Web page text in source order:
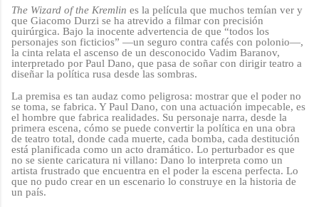
The Wizard of the Kremlin es la película que muchos temían ver y
que Giacomo Durzi se ha atrevido a filmar con precisión
quirúrgica. Bajo la inocente advertencia de que “todos los
personajes son ficticios” —un seguro contra cafés con polonio—,
la cinta relata el ascenso de un desconocido Vadim Baranov,
interpretado por Paul Dano, que pasa de soñar con dirigir teatro a
diseñar la política rusa desde las sombras.
La premisa es tan audaz como peligrosa: mostrar que el poder no
se toma, se fabrica. Y Paul Dano, con una actuación impecable, es
el hombre que fabrica realidades. Su personaje narra, desde la
primera escena, cómo se puede convertir la política en una obra
de teatro total, donde cada muerte, cada bomba, cada destitución
está planificada como un acto dramático. Lo perturbador es que
no se siente caricatura ni villano: Dano lo interpreta como un
artista frustrado que encuentra en el poder la escena perfecta. Lo
que no pudo crear en un escenario lo construye en la historia de
un país.